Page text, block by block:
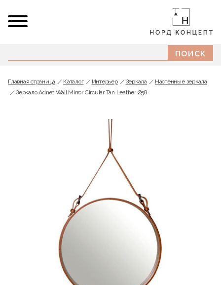
Главная страница Каталог Интерьер Зеркала
Настенные зеркала
Зеркало Adnet Wall Mirror Circular Tan Leather Ø58